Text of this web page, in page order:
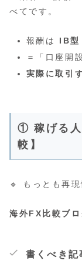
べてです。
報酬は IB型
＝「口座開
実際に取引
① 稼げる人
較】
🔹 もっとも再
海外FX比較ブ
書くべき記